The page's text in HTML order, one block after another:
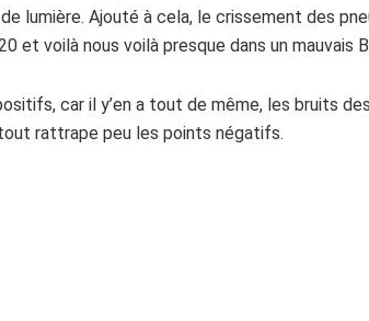
lumière. Ajouté à cela, le crissement des
et voilà nous voilà presque dans un mauvais
car il y’en a tout de même, les bruits
rattrape peu les points négatifs.